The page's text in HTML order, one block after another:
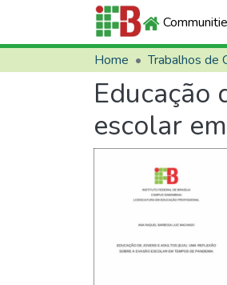
Home
Educação
escolar